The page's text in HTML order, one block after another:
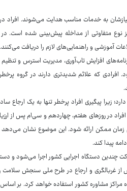
به خدمات مناسب هدایت می‌شوند.
متفاوتی از مداخله پیش‌بینی شده است.
آموزشی و راهنمایی‌های لازم را دریافت می‌کنند.
افزایش تاب‌آوری، مدیریت استرس و
افرادی که علائم شدیدتری دارند در گروه
زیرا پیگیری افراد پرخطر تنها به یک ارجاع
در روزهای هفتم، چهاردهم و سی‌ام پس از
ممکن ارائه شود. این موضوع نشان می‌دهد
پیدا کند.
چندین دستگاه اجرایی کشور اجرا می‌شود و
از غربالگری و ارجاع در طرح ملی سنجش سلامت
مراکز مشاوره کشور استفاده خواهد کرد. بر